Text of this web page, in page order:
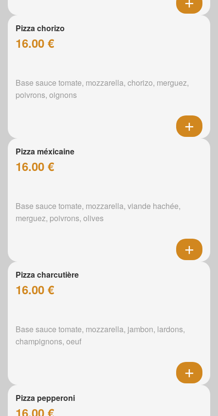
Pizza chorizo
16.00 €
Base sauce tomate, mozzarella, chorizo, merguez,
poivrons, oignons
Pizza méxicaine
16.00 €
Base sauce tomate, mozzarella, viande hachée,
merguez, poivrons, olives
Pizza charcutière
16.00 €
Base sauce tomate, mozzarella, jambon, lardons,
champignons, oeuf
Pizza pepperoni
16.00 €